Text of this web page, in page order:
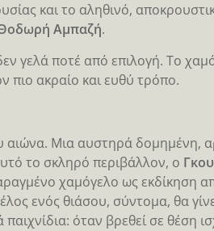
και το αληθινό,
Αμπαζή.
γελά ποτέ από επιλογή. Το
πιο ακραίο και ευθύ τρόπο.
Μια αυστηρά δομημένη,
το σκληρό περιβάλλον, ο
χαμόγελο ως εκδίκηση
ενός θιάσου, σύντομα, θα
παιχνίδια: όταν βρεθεί σε